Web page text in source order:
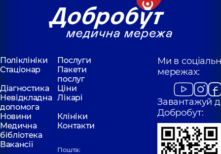
Поліклініки
Послуги
Стаціонар
Пакети
послуг
Діагностика
Ціни
Невідкладна
допомога
Лікарі
Новини
Клініки
Медична
бібліотека
Контакти
Вакансії
Пошта:
Ми в
мережах:
Завантажуй
Добробут: